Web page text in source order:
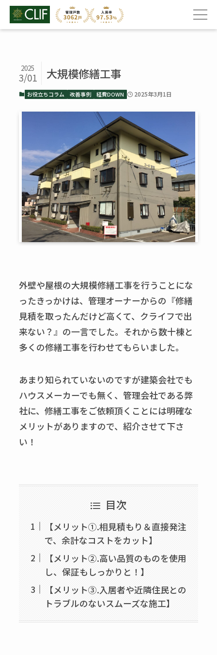
大規模修繕工事
2025
3/01
お役立ちコラム 改善事例 経費DOWN 2025年3月1日
外壁や屋根の大規模修繕工事を行うことにな
ったきっかけは、管理オーナーからの『修繕
見積を取ったんだけど高くて、クライフで出
来ない？』の一言でした。それから数十棟と
多くの修繕工事を行わせてもらいました。
あまり知られていないのですが建築会社でも
ハウスメーカーでも無く、管理会社である弊
社に、修繕工事をご依頼頂くことには明確な
メリットがありますので、紹介させて下さ
い！
目次
【メリット①.相見積もり＆直接発注
で、余計なコストをカット】
【メリット②.高い品質のものを使用
し、保証もしっかりと！】
【メリット③.入居者や近隣住民との
トラブルのないスムーズな施工】